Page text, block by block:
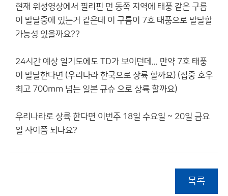
현재 위성영상에서 필리핀 먼 동쪽 지역에 태풍 같은 구름
이 발달중에 있는거 같은데 이 구름이 7호 태풍으로 발달할
가능성 있을까요??
24시간 예상 일기도에도 TD가 보이던데... 만약 7호 태풍
이 발달한다면 (우리나라 한국으로 상륙 할까요) (집중 호우
최고 700mm 넘는 일본 규슈 으로 상륙 할까요)
우리나라로 상륙 한다면 이번주 18일 수요일 ~ 20일 금요
일 사이쯤 되나요?
목록